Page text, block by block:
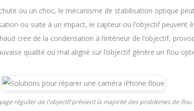
ou un choc, le mécanisme de stabilisation optique
ou suite à un impact, le capteur ou l’objectif peuvent
crée de la condensation à l’intérieur de l’objectif,
qualité ou mal aligné sur l’objectif génère un flou
régulier de l'objectif prévient la majorité des problèmes de flou.